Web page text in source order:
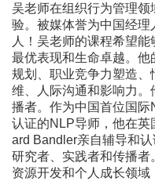
吴老师在组织行为管理
验。被媒体誉为中国经
人！吴老师的课程希望
最优表现和生命卓越。
规划、职业竞争力塑造
维、人际沟通和影响力
播者。作为中国首位国际
认证的NLP导师，他在
ard Bandler亲自辅导和
研究者、实践者和传播
资源开发和个人成长领